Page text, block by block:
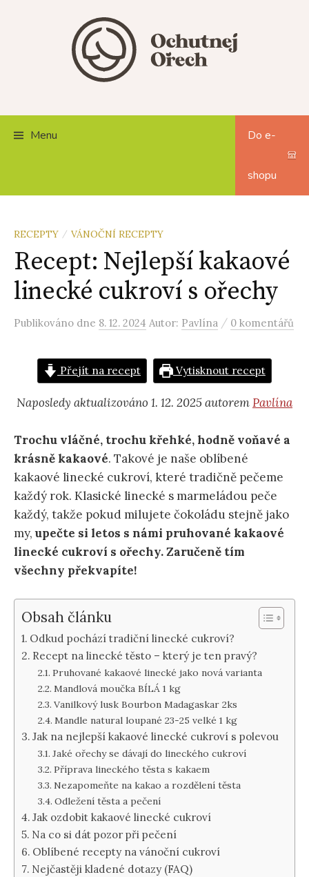
Menu Do e-
shopu
RECEPTY / VÁNOČNÍ RECEPTY
Recept: Nejlepší kakaové
linecké cukroví s ořechy
Publikováno dne 8. 12. 2024 Autor: Pavlína / 0 komentářů
Přejít na recept Vytisknout recept
Naposledy aktualizováno 1. 12. 2025 autoremPavlína
Trochu vláčné, trochu křehké, hodně voňavé a
krásně kakaové. Takové je naše oblíbené
kakaové linecké cukroví, které tradičně pečeme
každý rok. Klasické linecké s marmeládou peče
každý, takže pokud milujete čokoládu stejně jako
my,upečte si letos s námi pruhované kakaové
linecké cukroví s ořechy. Zaručeně tím
všechny překvapíte!
Obsah článku
Odkud pochází tradiční linecké cukroví?
Recept na linecké těsto – který je ten pravý?
Pruhované kakaové linecké jako nová varianta
Mandlová moučka BÍLÁ 1 kg
Vanilkový lusk Bourbon Madagaskar 2ks
Mandle natural loupané 23-25 velké 1 kg
Jak na nejlepší kakaové linecké cukroví s polevou
Jaké ořechy se dávají do lineckého cukroví
Příprava lineckého těsta s kakaem
Nezapomeňte na kakao a rozdělení těsta
Odležení těsta a pečení
Jak ozdobit kakaové linecké cukroví
Na co si dát pozor při pečení
Oblíbené recepty na vánoční cukroví
Nejčastěji kladené dotazy (FAQ)